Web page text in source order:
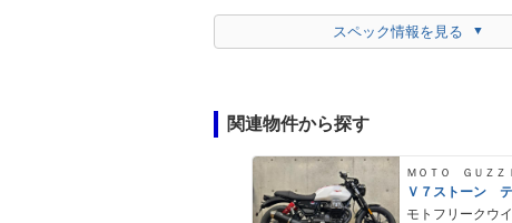
スペック情報を見る
関連物件から探す
ＭＯＴＯ ＧＵＺＺＩ
Ｖ７ストーン
モトフリークウ